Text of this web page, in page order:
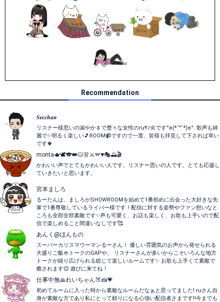
Recommendation
𝑺𝒆𝒄𝒄𝒉𝒂𝒏
リスナー様思いの淑やか🌷で楚々な女性のruｻﾝ🌼です°ʚ(*´꒳`*)ɞ°. 歌声も綺
麗で✨明るく楽しい🎵ROOM📹ですので一度、皆様も拝見して下されば幸い
です🍀
monta🫖🕊️🐨👑🐱👗⚔️🪽♥️🎭🌅🎬
かわいい声でとてもかわいい人です。リスナー思いの人です。とても応援し
ていきたいと思います。
宮本ましろ
るーたんは、ましろがSHOWROOMを始めて1番初めに出会った大好きな先
輩で1番尊敬しているライバー様です！配信に対する姿勢やファン想いなと
ころも全部全部素敵です✨️声も可愛く、お話も楽しく、お歌も上手いので配
信で楽しめること間違いなしです🥰
あんく@ほんもの
スーパーカリスマウーマンるーさん！ 優しい雰囲気のお声から発せられる
大盛りご飯🍚トークのGAPや、 リスナーさんが多いからこそいろんな地方
トークが繰り広げられる総じて楽しいルームです✨ お歌も上手くて素敵で
癒されます😌 遊びに来てね！
仕事中無🙏れいちゃん🍑🍰💗
初めてルームに入った時から素敵なルームだなぁと思ってました! ruさん自
身が素敵な方であり私にとって頼りになる心強い配信者さまです!!今までも